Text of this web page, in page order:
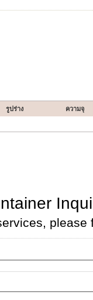
รูปร่าง ความจุ